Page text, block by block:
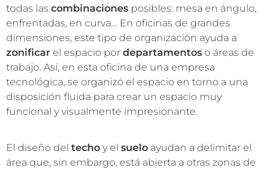
todas las combinaciones posibles: mesa en ángulo,
enfrentadas, en curva… En oficinas de grandes
dimensiones, este tipo de organización ayuda a
zonificar el espacio por departamentos o áreas de
trabajo. Así, en esta oficina de una empresa
tecnológica, se organizó el espacio en torno a una
disposición fluida para crear un espacio muy
funcional y visualmente impresionante.
El diseño del techo y el suelo ayudan a delimitar el
área que, sin embargo, está abierta a otras zonas de